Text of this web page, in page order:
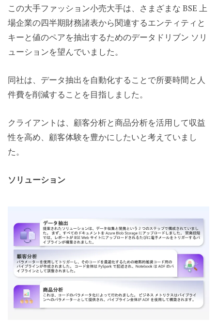
この大手ファッション小売大手は、さまざまな BSE 上
場企業の四半期財務諸表から関連するエンティティと
キーと値のペアを抽出するためのデータドリブン ソリ
ューションを望んでいました。
同社は、データ抽出を自動化することで所要時間と人
件費を削減することを目指しました。
クライアントは、顧客分析と商品分析を活用して収益
性を高め、顧客体験を豊かにしたいと考えていまし
た。
ソリューション